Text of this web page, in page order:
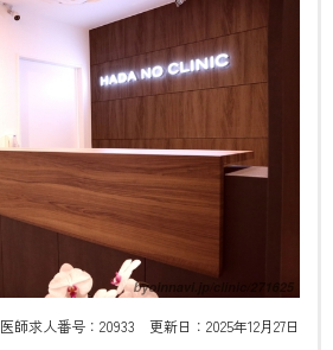
医師求人番号：20933 更新日：2025年12月27日